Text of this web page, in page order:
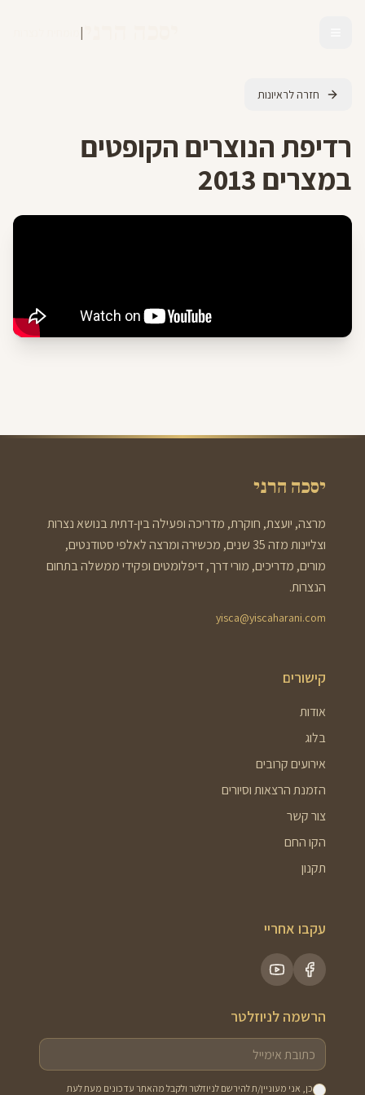
|
חזרה לראיונות
רדיפת הנוצרים הקופטים
במצרים 2013
יסכה הרני
מרצה, יועצת, חוקרת, מדריכה ופעילה בין-דתית בנושא נצרות
וצליינות מזה 35 שנים, מכשירה ומרצה לאלפי סטודנטים,
מורים, מדריכים, מורי דרך, דיפלומטים ופקידי ממשלה בתחום
הנצרות.
yisca@yiscaharani.com
קישורים
אודות
בלוג
אירועים קרובים
הזמנת הרצאות וסיורים
צור קשר
הקו החם
תקנון
עקבו אחריי
הרשמה לניוזלטר
כן, אני מעוניין/ת להירשם לניוזלטר ולקבל מהאתר עדכונים מעת לעת